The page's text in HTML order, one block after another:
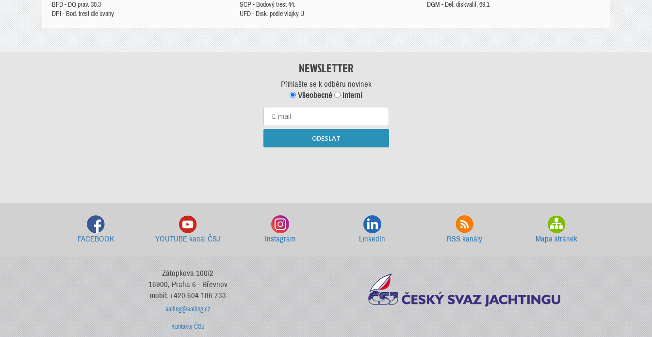
BFD - DQ prav. 30.3
DPI - Bod. trest dle úvahy
SCP - Bodový trest 44.
UFD - Disk. podle vlajky U
DGM - Def. diskvalif. 69.1
NEWSLETTER
Přihlašte se k odběru novinek
Všeobecné
Interní
ODESLAT
FACEBOOK YOUTUBE kanál ČSJ Instagram LinkedIn RSS kanály Mapa stránek
Zátopkova 100/2
16900, Praha 6 - Břevnov
mobil: +420 604 186 733
sailing@sailing.cz
Kontakty ČSJ